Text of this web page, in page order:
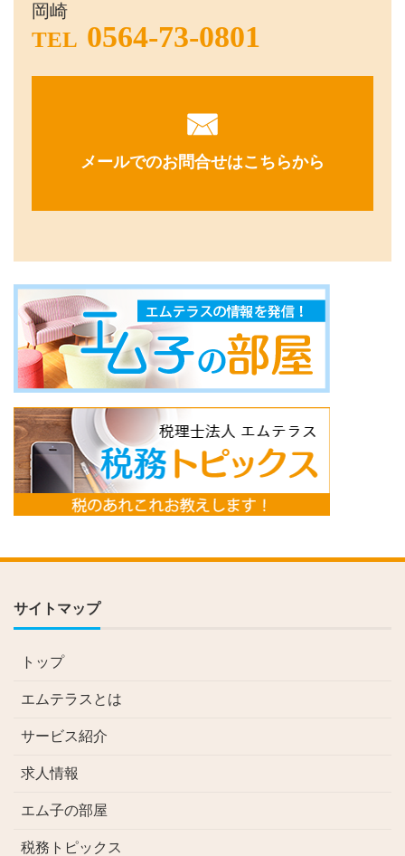
岡崎
TEL 0564-73-0801
メールでのお問合せはこちらから
サイトマップ
トップ
エムテラスとは
サービス紹介
求人情報
エム子の部屋
税務トピックス